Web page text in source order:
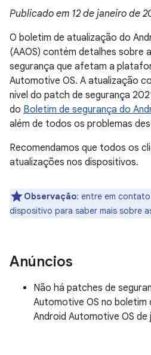
Publicado em 12 de janeiro de
O boletim de atualização do
(AAOS) contém detalhes sobre
segurança que afetam a
Automotive OS. A atualização
nível do patch de segurança
do Boletim de segurança do
além de todos os problemas
Recomendamos que todos os
atualizações nos dispositivos.
Observação: entre em
dispositivo para saber mais sobre
Anúncios
Não há patches de
Automotive OS no boletim
Android Automotive OS de